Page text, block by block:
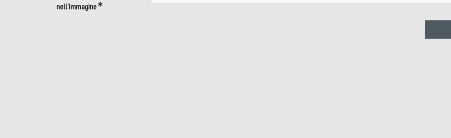
nell'immagine